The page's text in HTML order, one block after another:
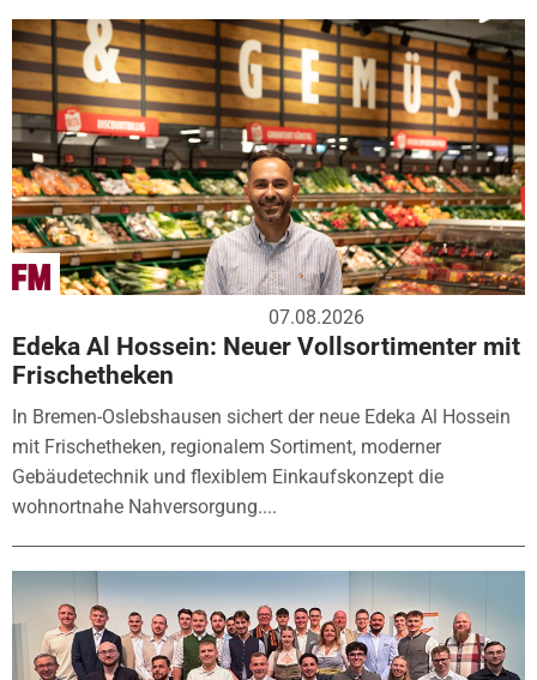
07.08.2026
Edeka Al Hossein: Neuer Vollsortimenter mit
Frischetheken
In Bremen-Oslebshausen sichert der neue Edeka Al Hossein
mit Frischetheken, regionalem Sortiment, moderner
Gebäudetechnik und flexiblem Einkaufskonzept die
wohnortnahe Nahversorgung....